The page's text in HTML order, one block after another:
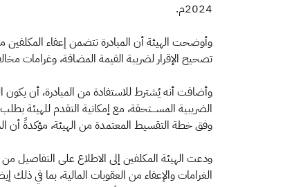
2024م.
وأوضحت الهيئة أن المبادرة تتضمن إعفاء المكلفين
تصحيح الإقرار لضريبة القيمة المضافة، وغرامات
وأضافت أنه يُشترط للاستفادة من المبادرة، أن يكون
الضريبية المســـتحقة، مع إمكانية التقدم للهيئة
وفق خطة التقسيط المعتمدة من الهيئة، مؤكدةً أن
ودعت الهيئة المكلفين إلى الاطلاع على التفاصيل من
الغرامات والإعفاء من العقوبات المالية، بما في